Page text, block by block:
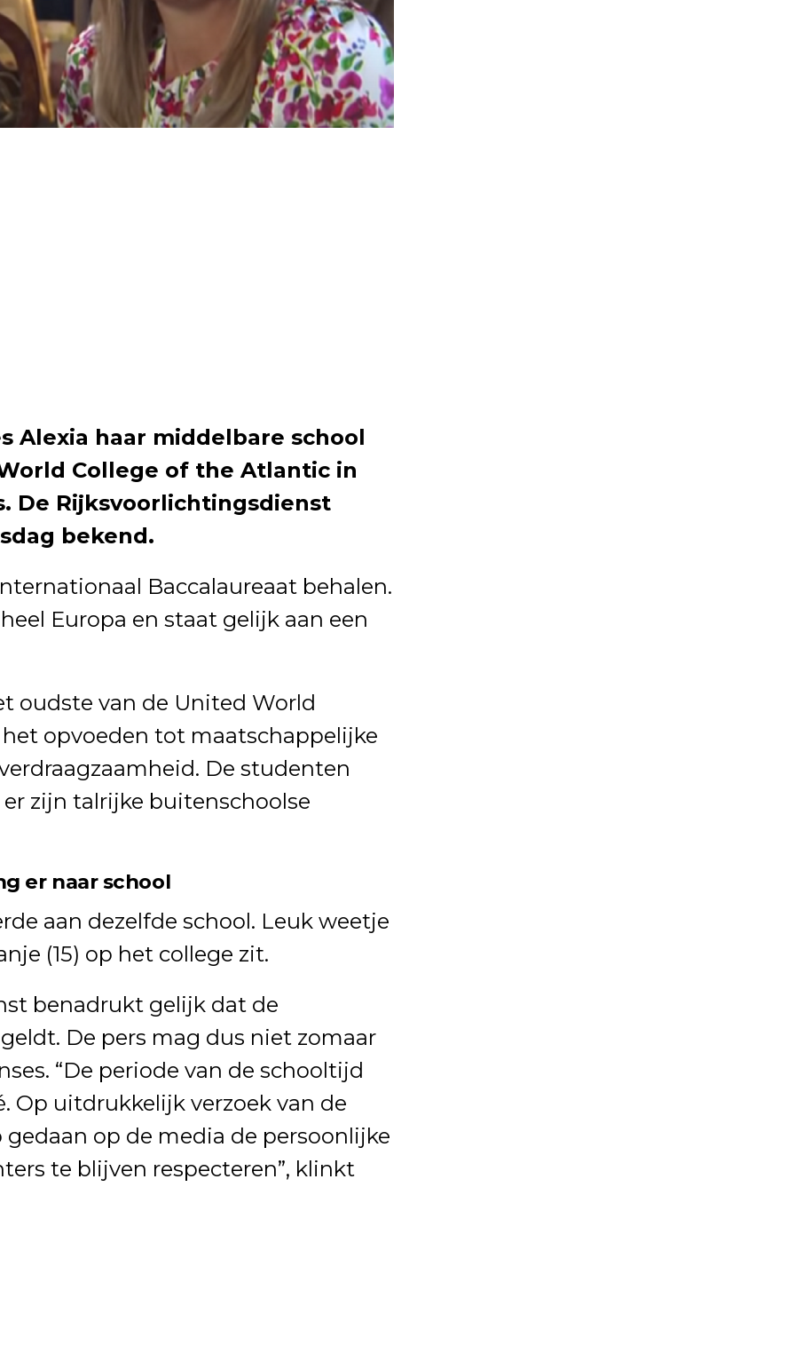
Alexia haar middelbare school
College of the Atlantic in
De Rijksvoorlichtingsdienst
bekend.
Baccalaureaat behalen.
Europa en staat gelijk aan een
oudste van de United World
het opvoeden tot maatschappelijke
De studenten
zijn talrijke buitenschoolse
er naar school
aan dezelfde school. Leuk weetje
(15) op het college zit.
benadrukt gelijk dat de
De pers mag dus niet zomaar
“De periode van de schooltijd
Op uitdrukkelijk verzoek van de
op de media de persoonlijke
te blijven respecteren”, klinkt